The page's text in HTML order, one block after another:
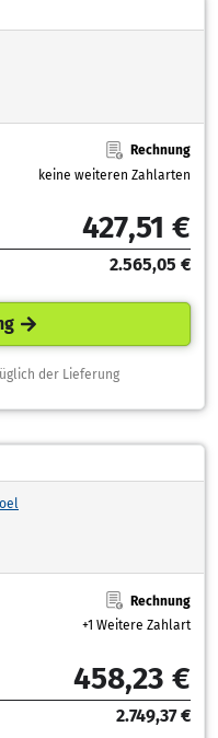
Rechnung
keine weiteren Zahlarten
427,51 €
2.565,05 €
der Lieferung
Rechnung
+1 Weitere Zahlart
458,23 €
2.749,37 €